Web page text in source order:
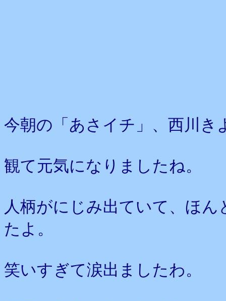
今朝の「あさイチ」、西川き
観て元気になりましたね。
人柄がにじみ出ていて、ほ
たよ。
笑いすぎて涙出ましたわ。